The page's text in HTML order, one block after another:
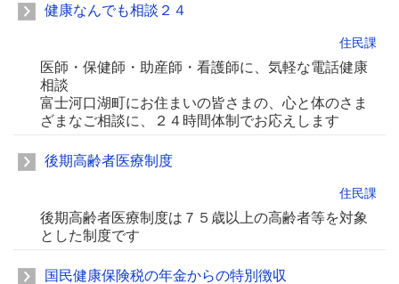
健康なんでも相談２４
住民課
医師・保健師・助産師・看護師に、気軽な電話健康
相談
富士河口湖町にお住まいの皆さまの、心と体のさま
ざまなご相談に、２４時間体制でお応えします
後期高齢者医療制度
住民課
後期高齢者医療制度は７５歳以上の高齢者等を対象
とした制度です
国民健康保険税の年金からの特別徴収